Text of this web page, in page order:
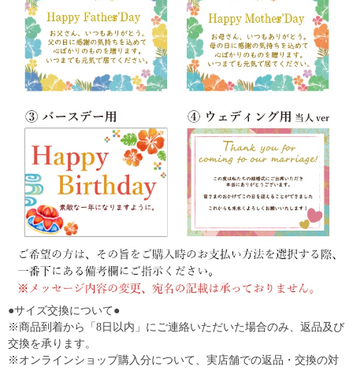
●サイズ交換について●
※商品到着から「8日以内」にご連絡いただいた場合のみ、返品及び
交換を承ります。
※オンラインショップ購入分について、実店舗での返品・交換の対